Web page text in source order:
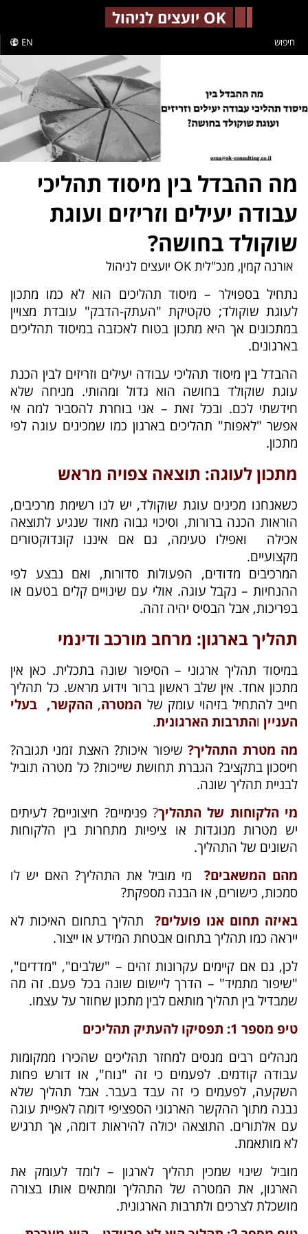
OK יועצים לניהול
EN חיפוש
מה ההבדל בין מיסוד תהליכי
עבודה יעילים וזריזים ועוגת
שוקולד בחושה?
אורנה קמין, מנכ"לית OK יועצים לניהול
נתחיל בספוילר – מיסוד תהליכים הוא לא כמו מתכון
לעוגת שוקולד; טקטיקת "העתק-הדבק" עובדת מצויין
במתכונים אך היא מתכון בטוח לאכזבה במיסוד תהליכים
בארגונים.
ההבדל בין מיסוד תהליכי עבודה יעילים וזריזים לבין הכנת
עוגת שוקולד בחושה הוא גדול ומהותי. מניחה שלא
חידשתי לכם. ובכל זאת – אני בוחרת להסביר למה אי
אפשר "לאפות" תהליכים בארגון כמו שמכינים עוגה לפי
מתכון.
מתכון לעוגה: תוצאה צפויה מראש
כשאנחנו מכינים עוגת שוקולד, יש לנו רשימת מרכיבים,
הוראות הכנה ברורות, וסיכוי גבוה מאוד שנגיע לתוצאה
אכילה ואפילו טעימה, גם אם איננו קונדוקטורים
מקצועיים.
המרכיבים מדודים, הפעולות סדורות, ואם נבצע לפי
ההנחיות – נקבל עוגה. אולי עם שינויים קלים בטעם או
בפריכות, אבל הבסיס יהיה זהה.
תהליך בארגון: מרחב מורכב ודינמי
במיסוד תהליך ארגוני – הסיפור שונה בתכלית. כאן אין
מתכון אחד. אין שלב ראשון ברור וידוע מראש. כל תהליך
חייב להתחיל בזיהוי עומק של המטרה, ההקשר, בעלי
העניין והתרבות הארגונית.
מה מטרת התהליך?שיפור איכות? האצת זמני תגובה?
חיסכון בתקציב? הגברת תחושת שייכות? כל מטרה תוביל
לבניית תהליך שונה.
מי הלקוחות של התהליך? פנימיים? חיצוניים? לעיתים
יש מטרות מנוגדות או ציפיות מתחרות בין הלקוחות
השונים של התהליך.
מהם המשאבים?
מי מוביל את התהליך? האם יש לו
סמכות, כישורים, או הבנה מספקת?
באיזה תחום אנו פועלים? תהליך בתחום האיכות לא
ייראה כמו תהליך בתחום אבטחת המידע או ייצור.
לכן, גם אם קיימים עקרונות זהים – "שלבים", "מדדים",
"שיפור מתמיד" – הדרך ליישום שונה בכל פעם. זה מה
שמבדיל בין תהליך מותאם לבין מתכון שחוזר על עצמו.
טיפ מספר 1: תפסיקו להעתיק תהליכים
מנהלים רבים מנסים למחזר תהליכים שהכירו ממקומות
עבודה קודמים. לפעמים כי זה "נוח", או דורש פחות
השקעה, לפעמים כי זה עבד בעבר. אבל תהליך שלא
נבנה מתוך ההקשר הארגוני הספציפי דומה לאפיית עוגה
עם אלתורים. התוצאה יכולה להיראות דומה, אך תרגיש
לא מותאמת.
מוביל שינוי שמכין תהליך לארגון – לומד לעומק את
הארגון, את המטרה של התהליך ומתאים אותו בצורה
מושכלת לצרכים ולתרבות הארגונית.